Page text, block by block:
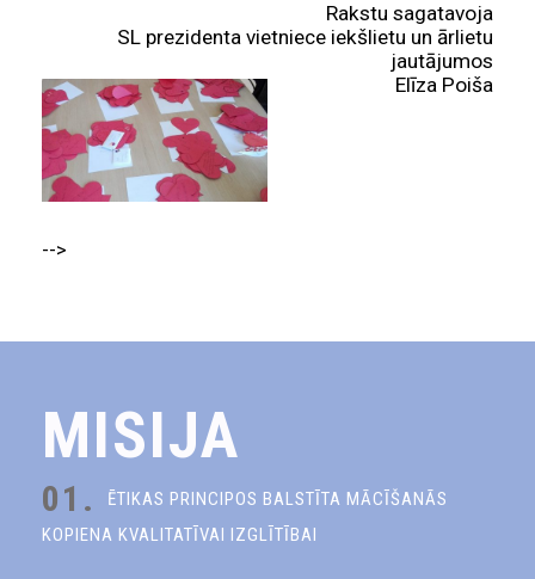
Rakstu sagatavoja
SL prezidenta vietniece iekšlietu un ārlietu
jautājumos
Elīza Poiša
-->
MISIJA
01.
ĒTIKAS PRINCIPOS BALSTĪTA MĀCĪŠANĀS
KOPIENA KVALITATĪVAI IZGLĪTĪBAI